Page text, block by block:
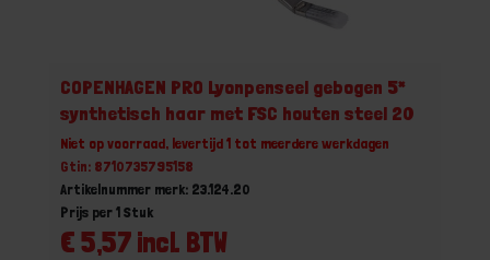
COPENHAGEN PRO Lyonpenseel gebogen 5*
synthetisch haar met FSC houten steel 20
Niet op voorraad, levertijd 1 tot meerdere werkdagen
Gtin: 8710735795158
Artikelnummer merk: 23.124.20
€ 5,57 incl. BTW
Prijs per 1 Stuk